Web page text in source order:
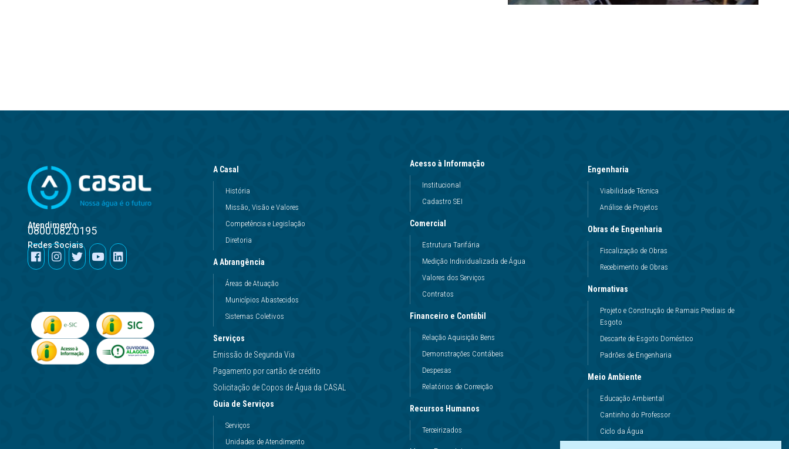
Atendimento
0800.082.0195
Redes Sociais
A Casal
História
Missão, Visão e Valores
Competência e Legislação
Diretoria
A Abrangência
Áreas de Atuação
Municípios Abastecidos
Sistemas Coletivos
Serviços
Emissão de Segunda Via
Pagamento por cartão de crédito
Solicitação de Copos de Água da CASAL
Guia de Serviços
Serviços
Unidades de Atendimento
Acesso à Informação
Institucional
Cadastro SEI
Comercial
Estrutura Tarifária
Medição Individualizada de Água
Valores dos Serviços
Contratos
Financeiro e Contábil
Relação Aquisição Bens
Demonstrações Contábeis
Despesas
Relatórios de Correição
Recursos Humanos
Terceirizados
Engenharia
Viabilidade Técnica
Análise de Projetos
Obras de Engenharia
Fiscalização de Obras
Recebimento de Obras
Normativas
Projeto e Construção de Ramais Prediais de
Esgoto
Descarte de Esgoto Doméstico
Padrões de Engenharia
Meio Ambiente
Educação Ambiental
Cantinho do Professor
Ciclo da Água